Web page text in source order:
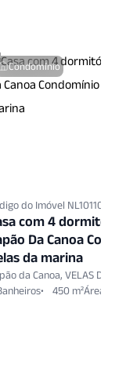
Condomínio
do Imóvel NL10110971
com 4
Da Canoa
da marina
da Canoa, VELAS DA
450 m²